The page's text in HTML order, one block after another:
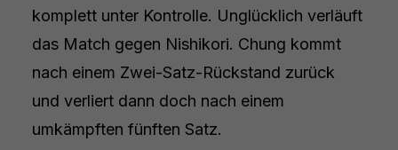
komplett unter Kontrolle. Unglücklich verläuft
das Match gegen Nishikori. Chung kommt
nach einem Zwei-Satz-Rückstand zurück
und verliert dann doch nach einem
umkämpften fünften Satz.